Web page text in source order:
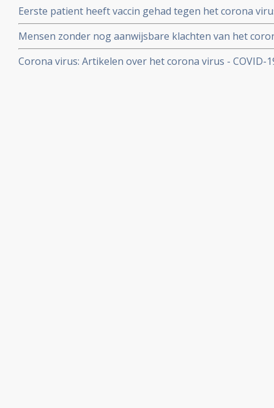
Eerste patient heeft vaccin gehad tegen het corona
Mensen zonder nog aanwijsbare klachten van het
besmet blijken het corona virus ook en zelfs nog
dan mensen met al wel aanwijsbare klachten
Corona virus: Artikelen over het corona virus - COVID-